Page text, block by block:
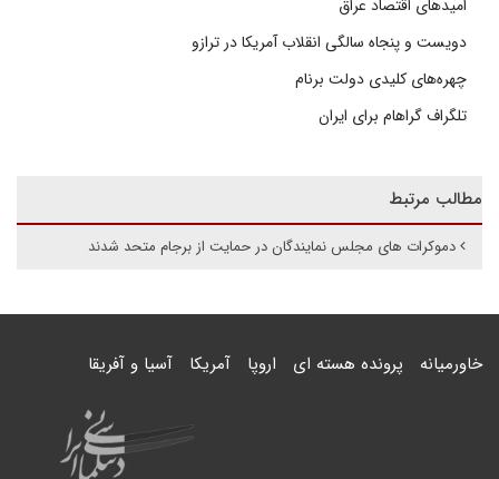
امیدهای اقتصاد عراق
دویست و پنجاه سالگی انقلاب آمریکا در ترازو
چهره‌های کلیدی دولت برنام
تلگراف گراهام برای ایران
مطالب مرتبط
دموکرات های مجلس نمایندگان در حمایت از برجام متحد شدند
خاورمیانه پرونده هسته ای اروپا آمریکا آسیا و آفریقا